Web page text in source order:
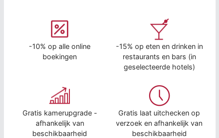
-10% op alle online
boekingen
-15% op eten en drinken in
restaurants en bars (in
geselecteerde hotels)
Gratis kamerupgrade -
afhankelijk van
beschikbaarheid
Gratis laat uitchecken op
verzoek en afhankelijk van
beschikbaarheid